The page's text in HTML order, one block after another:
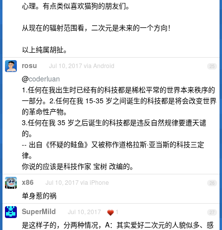
心理。有点类似喜欢猫狗的朋友们。
从现在的辐射范围看，二次元是未来的一个方向！
以上纯属胡扯。
25
rosu Jul 10, 2017 via Android
@coderluan
1.任何在我出生时已经有的科技都是稀松平常的世界本来秩序的
一部分。2.任何在我 15-35 岁之间诞生的科技都是将会改变世界
的革命性产物。
3.任何在我 35 岁之后诞生的科技都是违反自然规律要遭天谴
的。
-- 出自《怀疑的鲑鱼》又被称作道格拉斯·亚当斯的科技三定
律。
你说的应该是科技作家 宝树 改编的。
26
x86 Jul 10, 2017 via iPhone
单身惹的祸
27
SuperMild Jul 10, 2017 1
是这样子的，分两种情况，A：其实爱好二次元的人貌似多、感